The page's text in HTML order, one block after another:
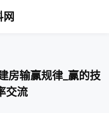
网
房输赢规律_赢的技
交流